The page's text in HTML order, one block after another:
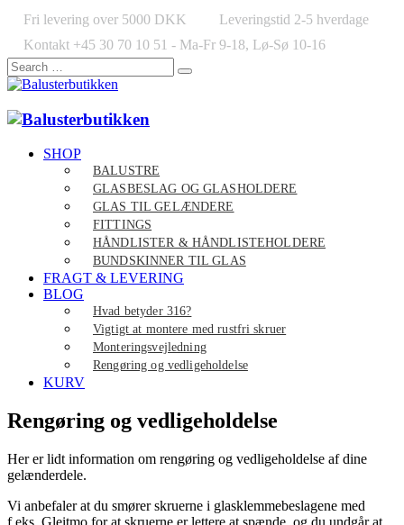
Fri levering over 5000 DKK
Leveringstid 2-5 hverdage
Kontakt +45 30 70 10 51 - Ma-Fr 9-18, Lø-Sø 10-16
SHOP
BALUSTRE
GLASBESLAG OG GLASHOLDERE
GLAS TIL GELÆNDERE
FITTINGS
HÅNDLISTER & HÅNDLISTEHOLDERE
BUNDSKINNER TIL GLAS
FRAGT & LEVERING
BLOG
Hvad betyder 316?
Vigtigt at montere med rustfri skruer
Monteringsvejledning
Rengøring og vedligeholdelse
KURV
Rengøring og vedligeholdelse
Her er lidt information om rengøring og vedligeholdelse af dine
gelænderdele.
Vi anbefaler at du smører skruerne i glasklemmebeslagene med